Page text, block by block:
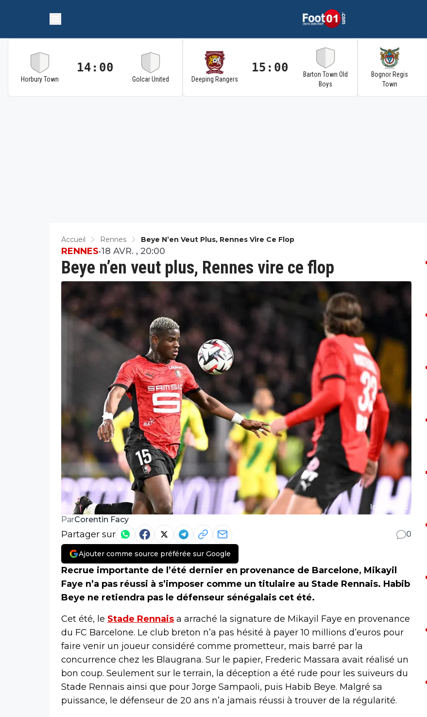
Horbury Town
14:00
Golcar United Deeping Rangers
15:00
Barton Town Old
Boys
Bognor Regis
Town
Accueil Rennes Beye N’en Veut Plus, Rennes Vire Ce Flop
Beye n’en veut plus, Rennes vire ce flop
RENNES•18 AVR. , 20:00
ParCorentin Facy
Partager sur 0
Ajouter comme source préférée sur Google
Recrue importante de l’été dernier en provenance de Barcelone, Mikayil
Faye n’a pas réussi à s’imposer comme un titulaire au Stade Rennais. Habib
Beye ne retiendra pas le défenseur sénégalais cet été.
Cet été, le Stade Rennais a arraché la signature de Mikayil Faye en provenance
du FC Barcelone. Le club breton n’a pas hésité à payer 10 millions d’euros pour
faire venir un joueur considéré comme prometteur, mais barré par la
concurrence chez les Blaugrana. Sur le papier, Frederic Massara avait réalisé un
bon coup. Seulement sur le terrain, la déception a été rude pour les suiveurs du
Stade Rennais ainsi que pour Jorge Sampaoli, puis Habib Beye. Malgré sa
puissance, le défenseur de 20 ans n’a jamais réussi à trouver de la régularité.